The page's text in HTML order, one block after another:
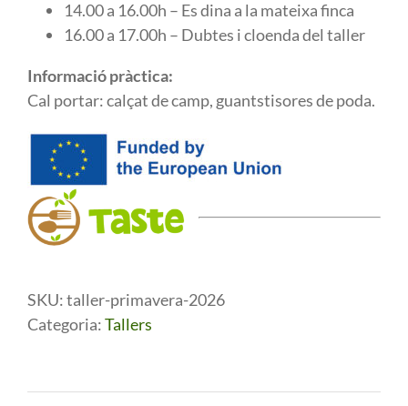
14.00 a 16.00h – Es dina a la mateixa finca
16.00 a 17.00h – Dubtes i cloenda del taller
Informació pràctica:
Cal portar: calçat de camp, guantstisores de poda.
SKU:taller-primavera-2026
Categoria:Tallers